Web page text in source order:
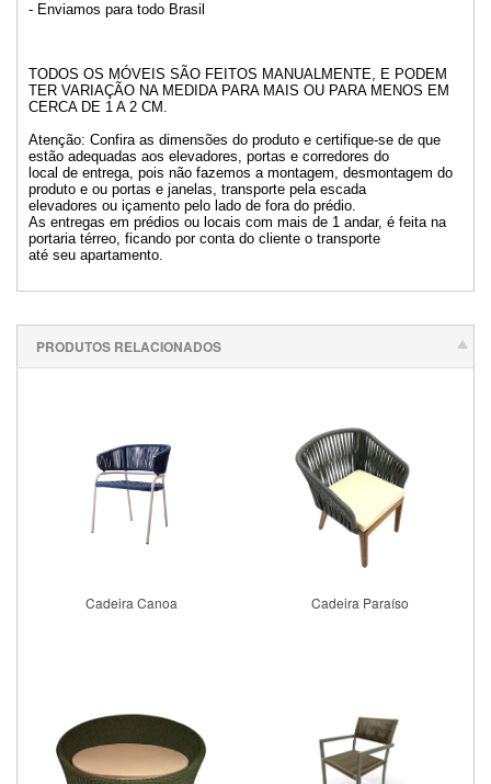
- Enviamos para todo Brasil
TODOS OS MÓVEIS SÃO FEITOS MANUALMENTE, E PODEM
TER VARIAÇÃO NA MEDIDA PARA MAIS OU PARA MENOS EM
CERCA DE 1 A 2 CM.
Atenção: Confira as dimensões do produto e certifique-se de que
estão adequadas aos elevadores, portas e corredores do
local de entrega, pois não fazemos a montagem, desmontagem do
produto e ou portas e janelas, transporte pela escada
elevadores ou içamento pelo lado de fora do prédio.
As entregas em prédios ou locais com mais de 1 andar, é feita na
portaria térreo, ficando por conta do cliente o transporte
até seu apartamento.
PRODUTOS RELACIONADOS
Cadeira Canoa Cadeira Paraíso